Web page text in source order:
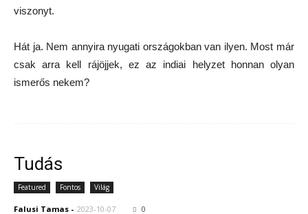
viszonyt.
Hát ja. Nem annyira nyugati országokban van ilyen. Most már
csak arra kell rájöjjek, ez az indiai helyzet honnan olyan
ismerős nekem?
Tudás
Featured Fontos Világ
Falusi Tamas - 2023-10-07 0